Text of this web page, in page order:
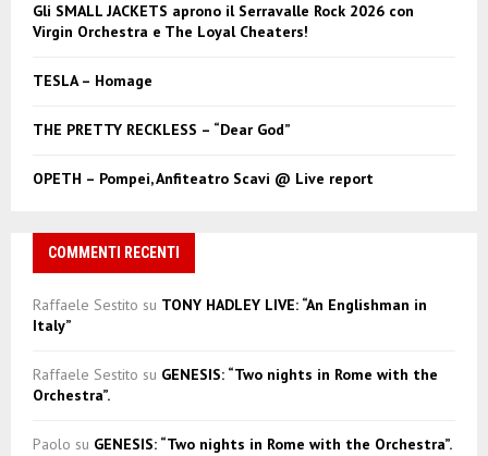
Gli SMALL JACKETS aprono il Serravalle Rock 2026 con
Virgin Orchestra e The Loyal Cheaters!
TESLA – Homage
THE PRETTY RECKLESS – “Dear God”
OPETH – Pompei, Anfiteatro Scavi @ Live report
COMMENTI RECENTI
Raffaele Sestito su TONY HADLEY LIVE: “An Englishman in
Italy”
Raffaele Sestito su GENESIS: “Two nights in Rome with the
Orchestra”.
Paolo su GENESIS: “Two nights in Rome with the Orchestra”.